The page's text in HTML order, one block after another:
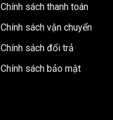
Chính sách thanh toán
Chính sách vận chuyển
Chính sách đổi trả
Chính sách bảo mật